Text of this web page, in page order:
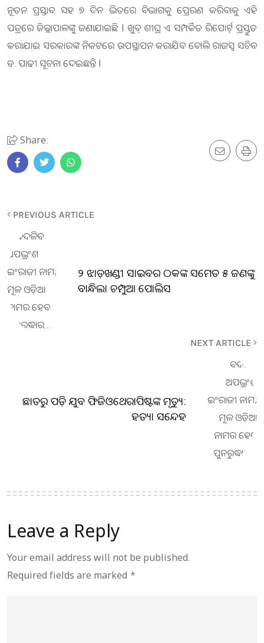
ନୂତନ ପ୍ରସ୍ତାବ ସହ ୭ ଦିନ ଭିତରେ ବିଭାଗକୁ ପ୍ରେରଣ କରିବାକୁ ଏହି
ପତ୍ରରେ ଜିଲ୍ଲାପାଳଙ୍କୁ ଜଣାଯାଇଛି l ଖୁବ୍ ଶୀଘ୍ର ଏ ସମ୍ପର୍କିତ ରିପୋର୍ଟ୍ ପ୍ରସ୍ତୁତ
କରାଯାଇ ସରକାରଙ୍କ ନିକଟରେ ଉପସ୍ଥାପନ କରାଯିବ ବୋଲି ରାଜସ୍ୱ ସଚିବ
ଡ. ପାଢୀ ସୂଚନା ଦେଇଛନ୍ତି l
Share:
PREVIOUS ARTICLE
୨ ଝାଡ଼ଖଣ୍ଡୀ ସାଇବର ଠକଙ୍କ ସମେତ ୫ ଜଣଙ୍କୁ
ବାନ୍ଧିଲା ଚମ୍ପୁଆ ପୋଲିସ
NEXT ARTICLE
ଛାତରୁ ପଡ଼ି ଯୁବ ଫିଜିଓଥେରାପିଷ୍ଟଙ୍କ ମୃତ୍ୟୁ:
ହତ୍ୟା ସନ୍ଦେହ
Leave a Reply
Your email address will not be published.
Required fields are marked *